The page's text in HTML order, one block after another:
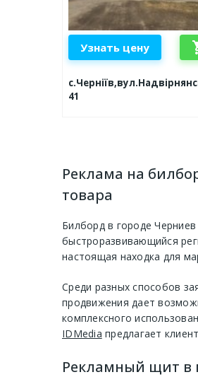
Узнать цену
41
Реклама на
товара
Билборд в городе
быстроразвивающийся
настоящая находка для
Среди разных способов
продвижения дает
комплексного
IDMedia предлагает
Рекламный щит в